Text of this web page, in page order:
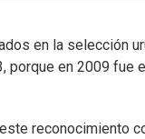
en la selección
porque en 2009 fue
reconocimiento